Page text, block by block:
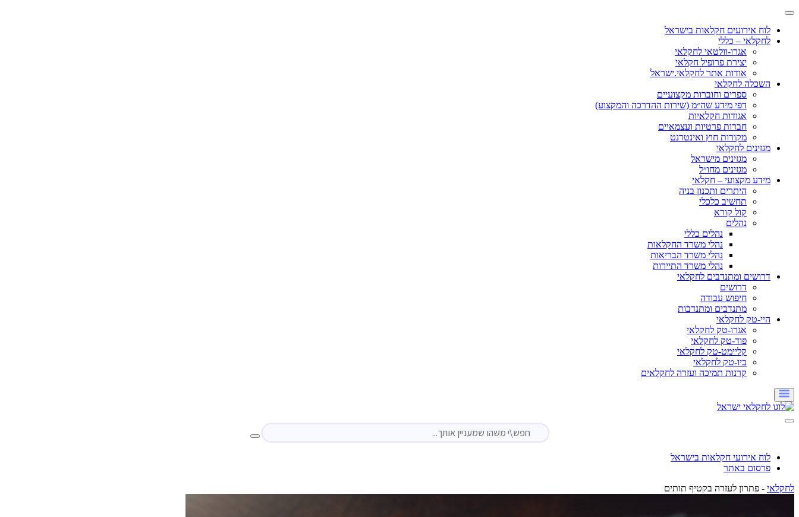
לוח אירועים חקלאות בישראל
לחקלאי – כללי
אגרו-וולטאי לחקלאי
יצירת פרופיל חקלאי
אודות אתר לחקלאי.ישראל
השכלה לחקלאי
ספרים וחוברות מקצועיים
דפי מידע שה״מ (שירות ההדרכה והמקצוע)
אגודות חקלאיות
חברות פרטיות ועצמאיים
מקורות חוץ ואינטרנט
מגזינים לחקלאי
מגזינים מישראל
מגזינים מחו״ל
מידע מקצועי – חקלאי
היתרים ותכנון בניה
תחשיב כלכלי
קול קורא
נהלים
נהלים כללי
נהלי משרד החקלאות
נהלי משרד הבריאות
נהלי משרד התיירות
דרושים ומתנדבים לחקלאי
דרושים
חיפוש עבודה
מתנדבים ומתנדבות
היי-טק לחקלאי
אגרו-טק לחקלאי
פוד-טק לחקלאי
קליימט-טק לחקלאי
ביו-טק לחקלאי
קרנות תמיכה ועזרה לחקלאים
לוח אירועי חקלאות בישראל
פרסום באתר
לחקלאי - פתרון לעזרה בקטיף תותים